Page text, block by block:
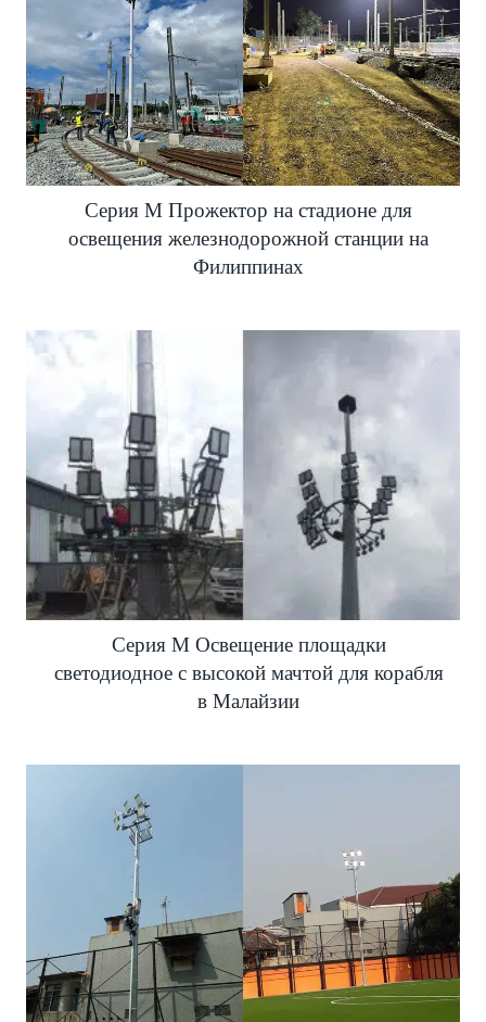
Серия M Прожектор на стадионе для
освещения железнодорожной станции на
Филиппинах
Серия M Освещение площадки
светодиодное с высокой мачтой для корабля
в Малайзии